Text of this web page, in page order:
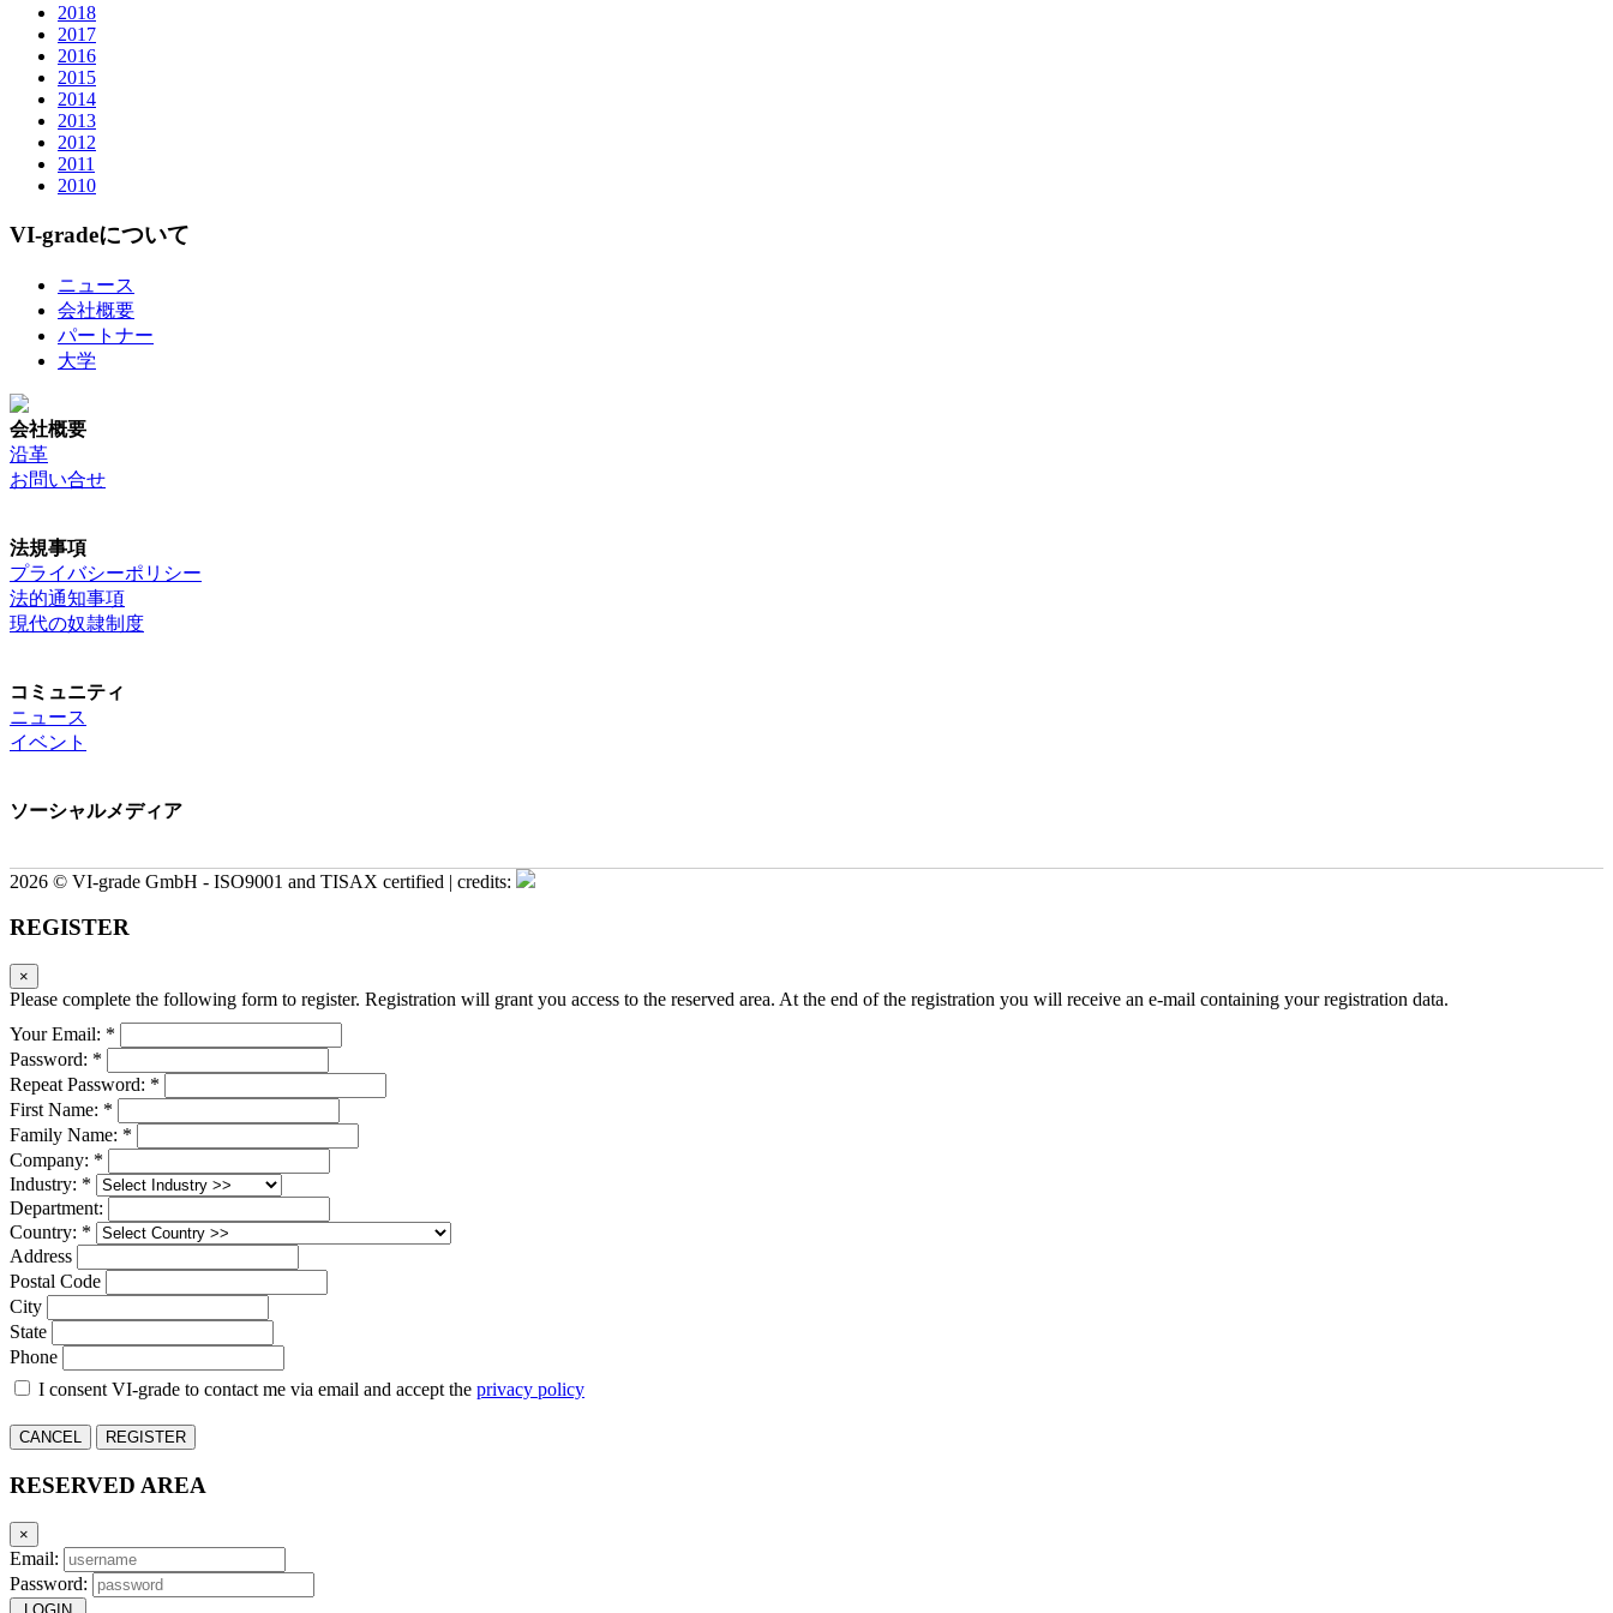
2018
2017
2016
2015
2014
2013
2012
2011
2010
VI-gradeについて
ニュース
会社概要
パートナー
大学
会社概要
沿革
お問い合せ
法規事項
プライバシーポリシー
法的通知事項
現代の奴隷制度
コミュニティ
ニュース
イベント
ソーシャルメディア
2026 © VI-grade GmbH - ISO9001 and TISAX certified | credits:
REGISTER
×
Please complete the following form to register. Registration will grant you access to the reserved area. At the end of the registration you will receive an e-mail containing your registration data.
Your Email: *
Password: *
Repeat Password: *
First Name: *
Family Name: *
Company: *
Industry: *
Department:
Country: *
Address
Postal Code
City
State
Phone
I consent VI-grade to contact me via email and accept the privacy policy
CANCEL REGISTER
RESERVED AREA
×
Email:
Password: